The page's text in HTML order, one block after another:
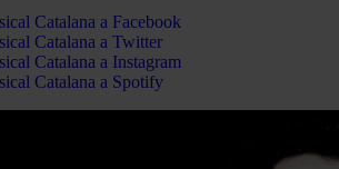
Catalana a Facebook
Catalana a Twitter
Catalana a Instagram
Catalana a Spotify